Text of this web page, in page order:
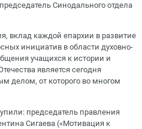
Синодального отдела
вклад каждой епархии в развитие
инициатив в области духовно-
учащихся к истории и
является сегодня
делом, от которого во многом
председатель правления
Сигаева («Мотивация к